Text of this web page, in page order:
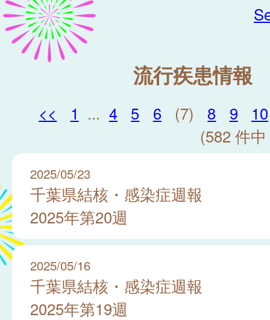
流行疾患情報
<< 1 ... 4 5 6 (7) 8 9
10
(582 件
2025/05/23
千葉県結核・感染症週報
2025年第20週
2025/05/16
千葉県結核・感染症週報
2025年第19週